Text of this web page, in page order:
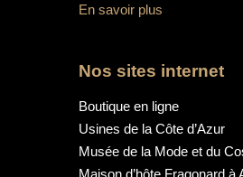
En savoir plus
Nos sites internet
Boutique en ligne
Usines de la Côte d’Azur
Musée de la Mode et du
Maison d’hôte Fragonard à